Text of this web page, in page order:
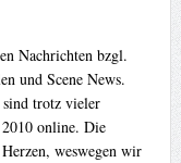
Nachrichten bzgl.
und Scene News.
sind trotz vieler
online. Die
weswegen wir